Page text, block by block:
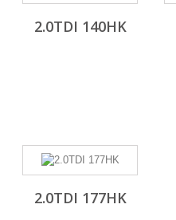
2.0TDI 140HK
2.0TDI 177HK